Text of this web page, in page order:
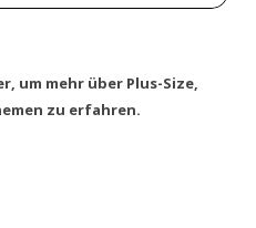
um mehr über Plus-Size,
zu erfahren.